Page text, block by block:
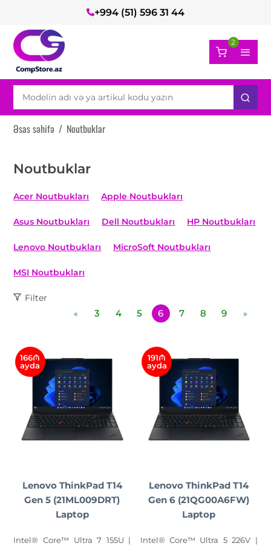
+994 (51) 596 31 44
2
Əsas səhifə / Noutbuklar
Noutbuklar
Acer Noutbukları Apple Noutbukları
Asus Noutbukları Dell Noutbukları HP Noutbukları
Lenovo Noutbukları MicroSoft Noutbukları
MSI Noutbukları
Filter
«
3 4 5 6 7 8 9 »
166₼
ayda
Lenovo ThinkPad T14
Gen 5 (21ML009DRT)
Laptop
Intel® Core™ Ultra 7 155U |
191₼
ayda
Lenovo ThinkPad T14
Gen 6 (21QG00A6FW)
Laptop
Intel® Core™ Ultra 5 226V |